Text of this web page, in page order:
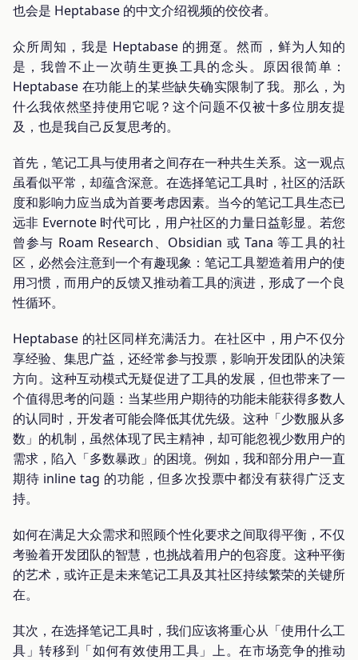
也会是 Heptabase 的中文介绍视频的佼佼者。
众所周知，我是 Heptabase 的拥趸。然而，鲜为人知的
是，我曾不止一次萌生更换工具的念头。原因很简单：
Heptabase 在功能上的某些缺失确实限制了我。那么，为
什么我依然坚持使用它呢？这个问题不仅被十多位朋友提
及，也是我自己反复思考的。
首先，笔记工具与使用者之间存在一种共生关系。这一观点
虽看似平常，却蕴含深意。在选择笔记工具时，社区的活跃
度和影响力应当成为首要考虑因素。当今的笔记工具生态已
远非 Evernote 时代可比，用户社区的力量日益彰显。若您
曾参与 Roam Research、Obsidian 或 Tana 等工具的社
区，必然会注意到一个有趣现象：笔记工具塑造着用户的使
用习惯，而用户的反馈又推动着工具的演进，形成了一个良
性循环。
Heptabase 的社区同样充满活力。在社区中，用户不仅分
享经验、集思广益，还经常参与投票，影响开发团队的决策
方向。这种互动模式无疑促进了工具的发展，但也带来了一
个值得思考的问题：当某些用户期待的功能未能获得多数人
的认同时，开发者可能会降低其优先级。这种「少数服从多
数」的机制，虽然体现了民主精神，却可能忽视少数用户的
需求，陷入「多数暴政」的困境。例如，我和部分用户一直
期待 inline tag 的功能，但多次投票中都没有获得广泛支
持。
如何在满足大众需求和照顾个性化要求之间取得平衡，不仅
考验着开发团队的智慧，也挑战着用户的包容度。这种平衡
的艺术，或许正是未来笔记工具及其社区持续繁荣的关键所
在。
其次，在选择笔记工具时，我们应该将重心从「使用什么工
具」转移到「如何有效使用工具」上。在市场竞争的推动